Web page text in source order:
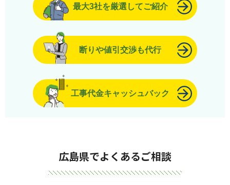
最大3社を厳選してご紹介
断りや値引交渉も代行
工事代金キャッシュバック
広島県でよくあるご相談